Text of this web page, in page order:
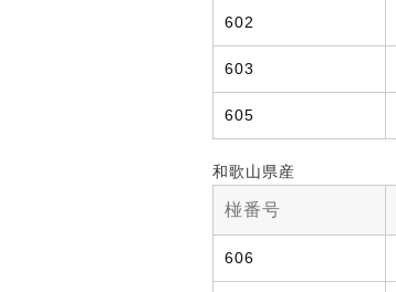
602
603
605
和歌山県産
椪番号
606